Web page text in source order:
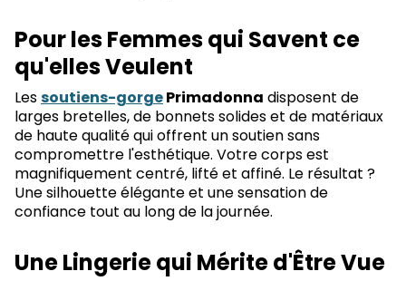
Pour les Femmes qui Savent ce
qu'elles Veulent
Lessoutiens-gorgePrimadonna disposent de
larges bretelles, de bonnets solides et de matériaux
de haute qualité qui offrent un soutien sans
compromettre l'esthétique. Votre corps est
magnifiquement centré, lifté et affiné. Le résultat ?
Une silhouette élégante et une sensation de
confiance tout au long de la journée.
Une Lingerie qui Mérite d'Être Vue